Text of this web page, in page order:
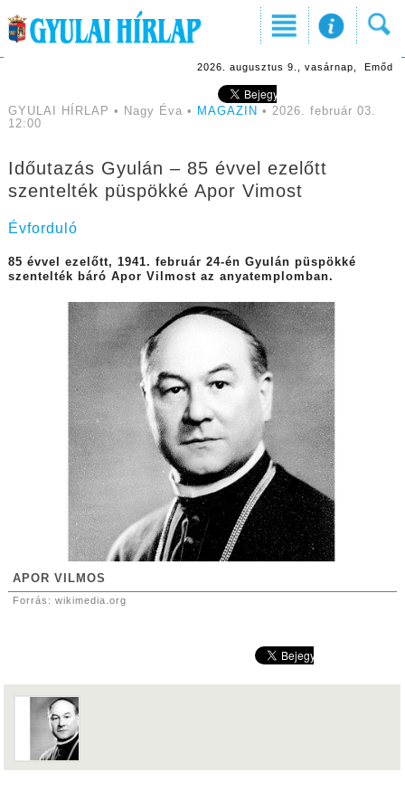
2026. augusztus 9., vasárnap, Emőd
GYULAI HÍRLAP • Nagy Éva • MAGAZIN • 2026. február 03.
12:00
Időutazás Gyulán – 85 évvel ezelőtt
szentelték püspökké Apor Vimost
Évforduló
85 évvel ezelőtt, 1941. február 24-én Gyulán püspökké
szentelték báró Apor Vilmost az anyatemplomban.
APOR VILMOS
Forrás: wikimedia.org